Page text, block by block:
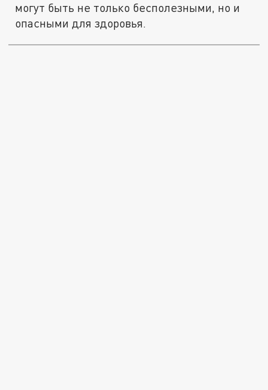
могут быть не только бесполезными, но и
опасными для здоровья.